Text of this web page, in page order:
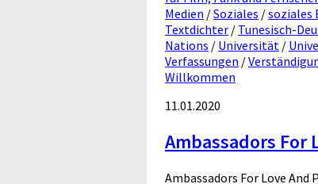
Medien /Soziales /soziales
Textdichter / Tunesisch-
Nations / Universität /
Verfassungen /
Willkommen
11.01.2020
Ambassadors For
Ambassadors For Love And